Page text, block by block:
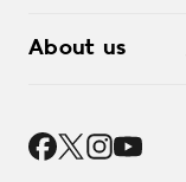
レンズ交換
About us
採用情報